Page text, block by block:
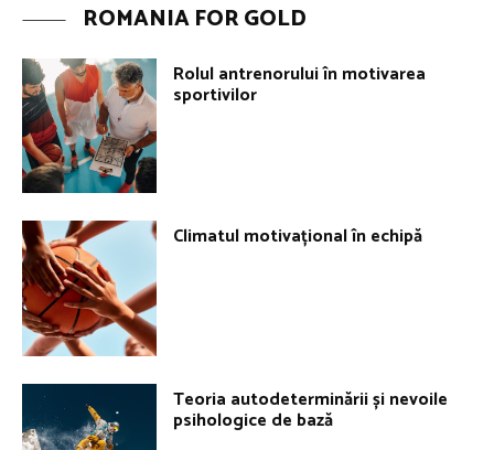
ROMANIA FOR GOLD
Rolul antrenorului în motivarea
sportivilor
Climatul motivațional în echipă
Teoria autodeterminării și nevoile
psihologice de bază